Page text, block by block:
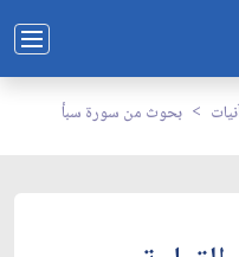
بحوث من سورة سبأ